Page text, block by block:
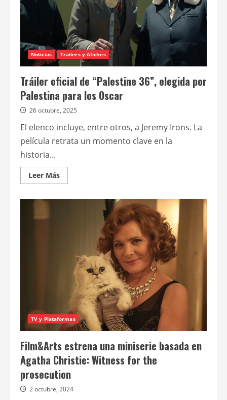
Noticias Trailers y Afiches
Tráiler oficial de “Palestine 36”, elegida por
Palestina para los Oscar
26 octubre, 2025
El elenco incluye, entre otros, a Jeremy Irons. La
película retrata un momento clave en la
historia...
Leer MásLeer
más
Palestina
Oscar
TV y Plataformas
Film&Arts estrena una miniserie basada en
Agatha Christie: Witness for the
prosecution
2 octubre, 2024